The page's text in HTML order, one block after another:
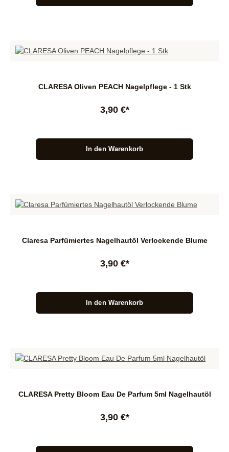
CLARESA Oliven PEACH Nagelpflege - 1 Stk
3,90 €*
In den Warenkorb
Claresa Parfümiertes Nagelhautöl Verlockende Blume
3,90 €*
In den Warenkorb
CLARESA Pretty Bloom Eau De Parfum 5ml Nagelhautöl
3,90 €*